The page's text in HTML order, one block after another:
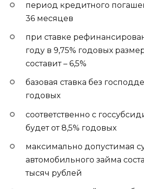
период кредитного
36 месяцев
при ставке
году в 9,75% годовых
составит – 6,5%
базовая ставка без
годовых
соответственно с
будет от 8,5% годовых
максимально допустимая
автомобильного займа
тысяч рублей